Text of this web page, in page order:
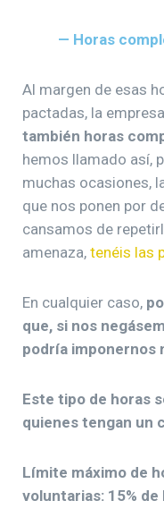
— Horas
Al margen de esas
pactadas, la
también horas
hemos llamado así,
muchas ocasiones,
que nos ponen por
cansamos de
amenaza, tenéis las
En cualquier caso,
que, si nos
podría imponernos
Este tipo de horas
quienes tengan un
Límite máximo de
voluntarias: 15%